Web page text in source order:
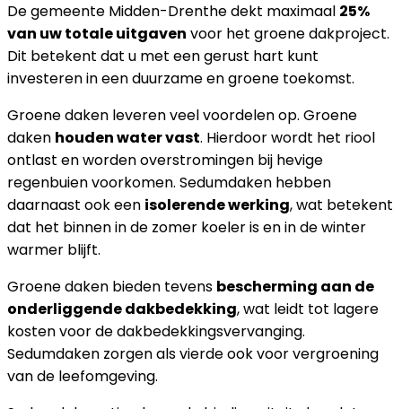
De gemeente Midden-Drenthe dekt maximaal 25%
van uw totale uitgaven voor het groene dakproject.
Dit betekent dat u met een gerust hart kunt
investeren in een duurzame en groene toekomst.
Groene daken leveren veel voordelen op. Groene
daken houden water vast. Hierdoor wordt het riool
ontlast en worden overstromingen bij hevige
regenbuien voorkomen. Sedumdaken hebben
daarnaast ook een isolerende werking, wat betekent
dat het binnen in de zomer koeler is en in de winter
warmer blijft.
Groene daken bieden tevens bescherming aan de
onderliggende dakbedekking, wat leidt tot lagere
kosten voor de dakbedekkingsvervanging.
Sedumdaken zorgen als vierde ook voor vergroening
van de leefomgeving.